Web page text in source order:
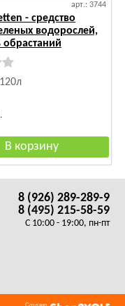
арт.: 3744
- средство
водорослей,
обрастаний
8 (926) 289-289-9
8 (495) 215-58-59
C 10:00 - 19:00, пн-пт